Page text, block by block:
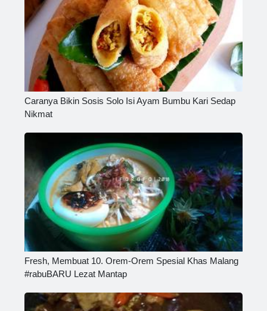
Caranya Bikin Sosis Solo Isi Ayam Bumbu Kari Sedap
Nikmat
Fresh, Membuat 10. Orem-Orem Spesial Khas Malang
#rabuBARU Lezat Mantap